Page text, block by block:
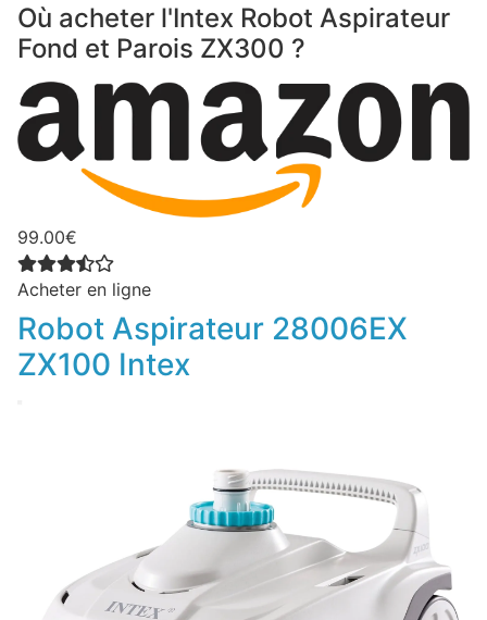
Où acheter l'Intex Robot Aspirateur
Fond et Parois ZX300 ?
99.00€
Acheter en ligne
Robot Aspirateur 28006EX
ZX100 Intex